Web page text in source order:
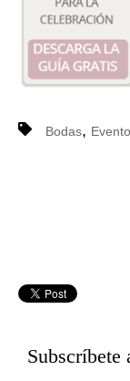
Bodas,
Subscríbete